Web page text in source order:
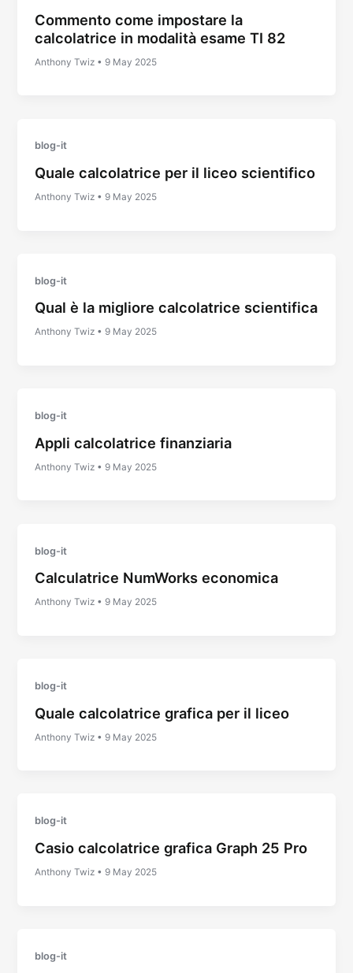
Commento come impostare la
calcolatrice in modalità esame TI 82
Anthony Twiz •9 May 2025
blog-it
Quale calcolatrice per il liceo scientifico
Anthony Twiz •9 May 2025
blog-it
Qual è la migliore calcolatrice scientifica
Anthony Twiz •9 May 2025
blog-it
Appli calcolatrice finanziaria
Anthony Twiz •9 May 2025
blog-it
Calculatrice NumWorks economica
Anthony Twiz •9 May 2025
blog-it
Quale calcolatrice grafica per il liceo
Anthony Twiz •9 May 2025
blog-it
Casio calcolatrice grafica Graph 25 Pro
Anthony Twiz •9 May 2025
blog-it